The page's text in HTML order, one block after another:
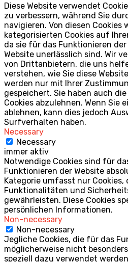
Diese Website verwendet
zu verbessern, während Sie
navigieren. Von diesen
kategorisierten Cookies auf
da sie für das Funktionieren
Website unerlässlich sind. Wir
von Drittanbietern, die uns
verstehen, wie Sie diese
werden nur mit Ihrer
gespeichert. Sie haben auch
Cookies abzulehnen. Wenn Sie
ablehnen, kann dies jedoch
Surfverhalten haben.
Necessary
Necessary
immer aktiv
Notwendige Cookies sind für
Funktionieren der Website
Kategorie umfasst nur
Funktionalitäten und
gewährleisten. Diese Cookies
persönlichen Informationen.
Non-necessary
Non-necessary
Jegliche Cookies, die für das
möglicherweise nicht
speziell dazu verwendet